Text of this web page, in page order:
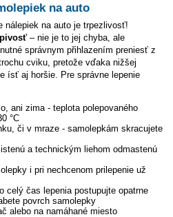
na auto
nálepiek na auto je trpezlivosť!
– nie je to jej chyba, ale
správnym přihlazením preniesť z
cviku, pretože vďaka nižšej
ísť aj horšie. Pre správne lepenie
ani zima - teplota polepovaného
°C
či v mraze - samolepkám skracujete
a technickým liehom odmastenú
i pri nechcenom prilepenie už
celý čas lepenia postupujte opatrne
povrch samolepky
alebo na namáhané miesto